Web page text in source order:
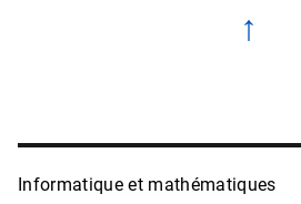
↑
Informatique et mathématiques